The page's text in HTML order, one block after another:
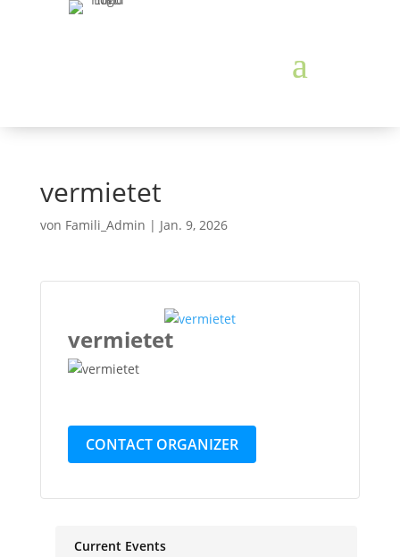
vermietet
von Famili_Admin | Jan. 9, 2026
vermietet
CONTACT ORGANIZER
Current Events